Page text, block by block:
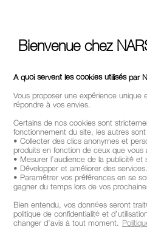
Bienvenue chez
A quoi servent les cookies utilisés par
Vous proposer une expérience unique
répondre à vos envies.
Certains de nos cookies sont
fonctionnement du site, les autres
• Collecter des clics anonymes et
produits en fonction de ceux que vous
• Mesurer l’audience de la publicité et
• Développer et améliorer des services.
• Paramétrer vos préférences en se
gagner du temps lors de vos
Bien entendu, vos données seront
politique de confidentialité et
changer d’avis à tout moment.